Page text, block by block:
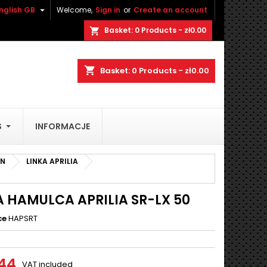
Welcome, Sign in or Create an account
GB 
shopping_cart Basket: 0 Products - zł0.00
shopping_cart Basket: 0 Products - zł0.00
INFORMACJE
LINKA APRILIA
HAMULCA APRILIA SR-LX 50
HAPSRT
VAT included